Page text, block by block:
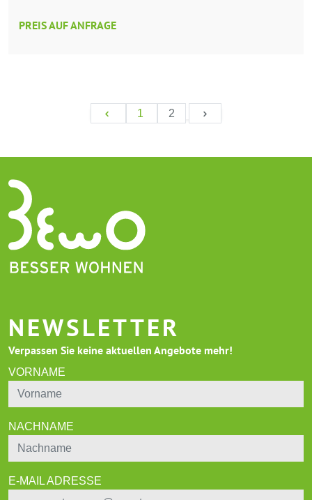
PREIS AUF ANFRAGE
1 2
NEWSLETTER
Verpassen Sie keine aktuellen Angebote mehr!
VORNAME
NACHNAME
E-MAIL ADRESSE